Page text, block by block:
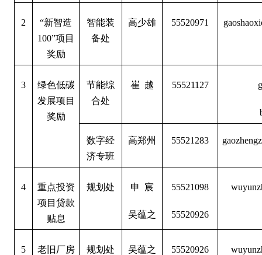
2
“新智造
100”项目
奖励
智能装
备处
高少雄 55520971
3
绿色低碳
发展项目
奖励
节能综
合处
崔 越 55521127
数字经
济专班
高郑州 55521283
4
重点投资
项目贷款
贴息
规划处 申 宸
吴蕴之
55521098
55520926
5
老旧厂房
规划处 吴蕴之 55520926